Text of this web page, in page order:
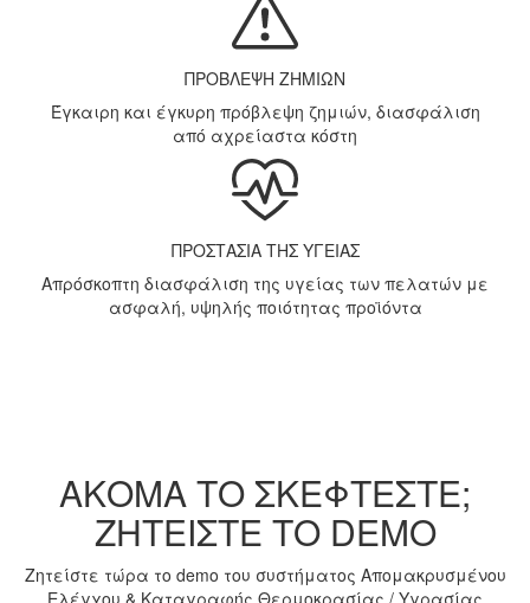
ΠΡΟΒΛΕΨΗ ΖΗΜΙΩΝ
Έγκαιρη και έγκυρη πρόβλεψη ζημιών, διασφάλιση
από αχρείαστα κόστη
ΠΡΟΣΤΑΣΙΑ ΤΗΣ ΥΓΕΙΑΣ
Απρόσκοπτη διασφάλιση της υγείας των πελατών με
ασφαλή, υψηλής ποιότητας προϊόντα
ΑΚΟΜΑ ΤΟ ΣΚΕΦΤΕΣΤΕ;
ΖΗΤΕΙΣΤΕ ΤΟ DEMO
Ζητείστε τώρα το demo του συστήματος Απομακρυσμένου